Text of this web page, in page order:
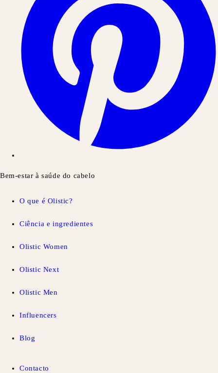
Bem-estar à saúde do cabelo
O que é Olistic?
Ciência e ingredientes
Olistic Women
Olistic Next
Olistic Men
Influencers
Blog
Contacto